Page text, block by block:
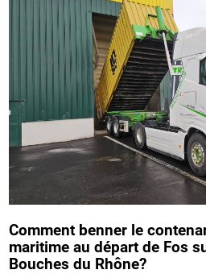
Comment benner le
maritime au départ de Fos
Bouches du Rhône?